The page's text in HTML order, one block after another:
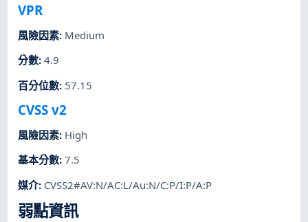
VPR
風險因素: Medium
分數:4.9
百分位數: 57.15
CVSS v2
風險因素: High
基本分數:7.5
媒介: CVSS2#AV:N/AC:L/Au:N/C:P/I:P/A:P
弱點資訊